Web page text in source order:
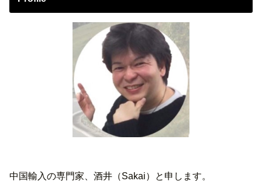
中国輸入の専門家、酒井（Sakai）と申します。